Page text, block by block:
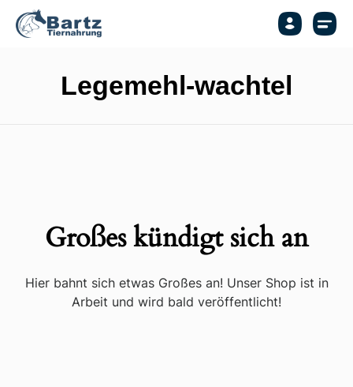
Legemehl-wachtel
Großes kündigt sich an
Hier bahnt sich etwas Großes an! Unser Shop ist in
Arbeit und wird bald veröffentlicht!